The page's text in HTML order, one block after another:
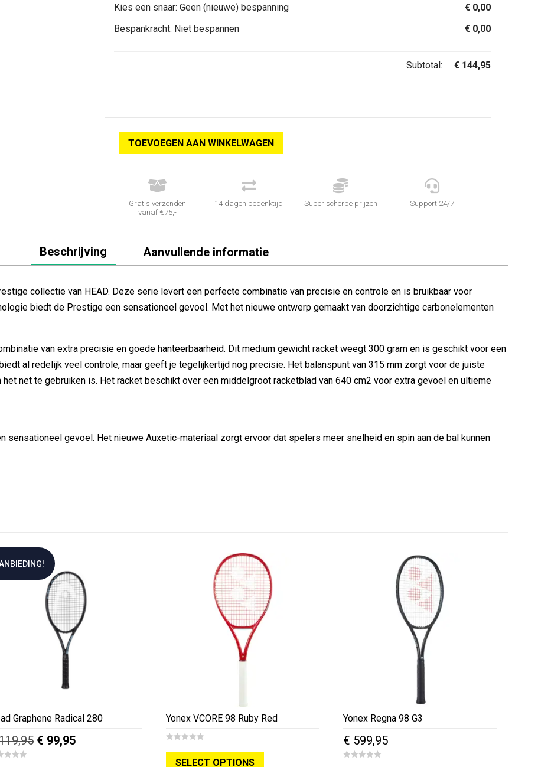
Kies een snaar: Geen (nieuwe) bespanning € 0,00
Bespankracht: Niet bespannen € 0,00
Subtotal: € 144,95
TOEVOEGEN AAN WINKELWAGEN

Gratis verzenden
vanaf €75,-

14 dagen bedenktijd

Super scherpe prijzen

Support 24/7
Beschrijving Aanvullende informatie
collectie van HEAD. Deze serie levert een perfecte combinatie van precisie en controle en is bruikbaar voor
biedt de Prestige een sensationeel gevoel. Met het nieuwe ontwerp gemaakt van doorzichtige carbonelementen
van extra precisie en goede hanteerbaarheid. Dit medium gewicht racket weegt 300 gram en is geschikt voor een
al redelijk veel controle, maar geeft je tegelijkertijd nog precisie. Het balanspunt van 315 mm zorgt voor de juiste
net te gebruiken is. Het racket beschikt over een middelgroot racketblad van 640 cm2 voor extra gevoel en ultieme
sensationeel gevoel. Het nieuwe Auxetic-materiaal zorgt ervoor dat spelers meer snelheid en spin aan de bal kunnen
Graphene Radical 280
Oorspronkelijke
€ 99,95Huidige
Yonex VCORE 98 Ruby Red
SELECT OPTIONS
Yonex Regna 98 G3
€ 599,95